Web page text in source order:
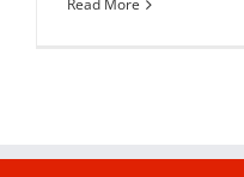
Read More